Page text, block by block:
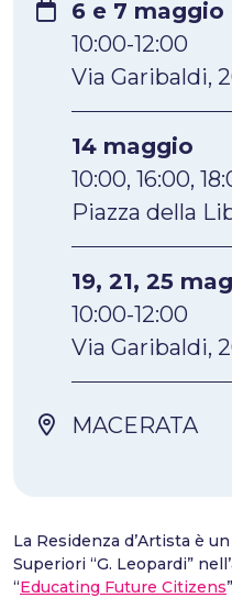
6 e 7 maggio
10:00-12:00
Via Garibaldi,
14 maggio
10:00, 16:00,
Piazza della
19, 21, 25
10:00-12:00
Via Garibaldi,
MACERATA
La Residenza d’Artista è
Superiori “G. Leopardi”
“Educating Future Citizens”